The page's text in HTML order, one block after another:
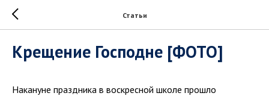
Статьи
Крещение Господне [ФОТО]
Накануне праздника в воскресной школе прошло